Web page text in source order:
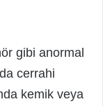
gibi anormal
cerrahi
kemik veya